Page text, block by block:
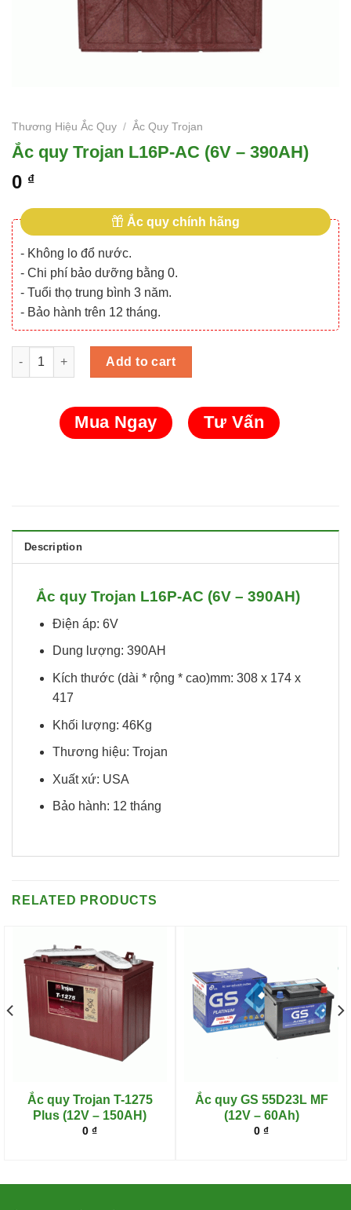
Thương Hiệu Ắc Quy / Ắc Quy Trojan
Ắc quy Trojan L16P-AC (6V – 390AH)
0 ₫
Ắc quy chính hãng
- Không lo đổ nước.
- Chi phí bảo dưỡng bằng 0.
- Tuổi thọ trung bình 3 năm.
- Bảo hành trên 12 tháng.
Ắc quy Trojan L16P-AC (6V - 390AH) quantity
Add to cart
Mua Ngay Tư Vấn
Description
Ắc quy Trojan L16P-AC (6V – 390AH)
Điện áp: 6V
Dung lượng: 390AH
Kích thước (dài * rộng * cao)mm: 308 x 174 x
417
Khối lượng: 46Kg
Thương hiệu: Trojan
Xuất xứ: USA
Bảo hành: 12 tháng
RELATED PRODUCTS
Ắc quy Trojan T-1275
Plus (12V – 150AH)
0 ₫
Ắc quy GS 55D23L MF
(12V – 60Ah)
0 ₫